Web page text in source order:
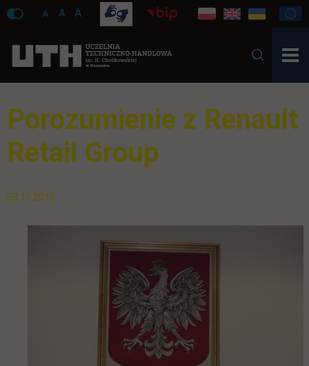
A A A
Porozumienie z Renault
Retail Group
08.11.2018